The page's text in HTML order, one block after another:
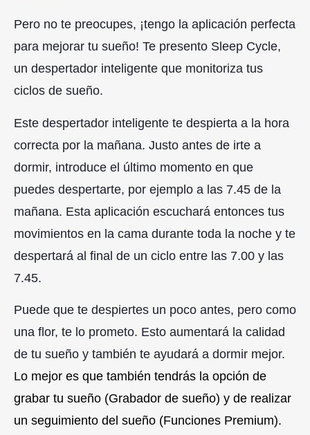
Pero no te preocupes, ¡tengo la aplicación perfecta
para mejorar tu sueño! Te presento Sleep Cycle,
un despertador inteligente que monitoriza tus
ciclos de sueño.
Este despertador inteligente te despierta a la hora
correcta por la mañana. Justo antes de irte a
dormir, introduce el último momento en que
puedes despertarte, por ejemplo a las 7.45 de la
mañana. Esta aplicación escuchará entonces tus
movimientos en la cama durante toda la noche y te
despertará al final de un ciclo entre las 7.00 y las
7.45.
Puede que te despiertes un poco antes, pero como
una flor, te lo prometo. Esto aumentará la calidad
de tu sueño y también te ayudará a dormir mejor.
Lo mejor es que también tendrás la opción de
grabar tu sueño (Grabador de sueño) y de realizar
un seguimiento del sueño (Funciones Premium).